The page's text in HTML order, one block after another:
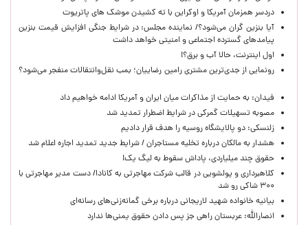
دردسر همزمان آمریکا و اوکراین با ته کشیدن موشک های پاتریوت
آیا بنزین گران می‌شود؟/ نماینده مجلس: در شرایط جنگی افزایش قیمت بنزین
پیامدهای گسترده اجتماعی و امنیتی خواهد داشت
اول اینترنت، حالا آب و برق؟!
رونمایی از جدی‌ترین مشتری رامین رضاییان؛ بمب نقل‌وانتقالات منفجر می‌شود؟
فیدان: به حمایت از مذاکرات میان ایران و آمریکا ادامه خواهیم داد
مصوبه تسهیلات گمرکی در شرایط اضطرار تمدید شد
زلنسکی: دو پالایشگاه روسیه را هدف قرار دادیم
هشدار به مالکان درباره تخلیه مستاجران / شرایط جدید تمدید اجاره اعلام شد
حقوق چند میلیاردی، پاداش سقوط به لیگ یک!
کلاهبرداری و پولشویی در قالب شرکت مهاجرتی به کانادا/ دست مدیر مهاجرتی با
۳۰۰ شاکی رو شد
بیانیه خانواده شهید لاریجانی درباره برخی گمانه‌زنی‌های رسانه‌ای
انصارالله: عربستان راهی جز پس دادن حقوق یمنی‌ها ندارد